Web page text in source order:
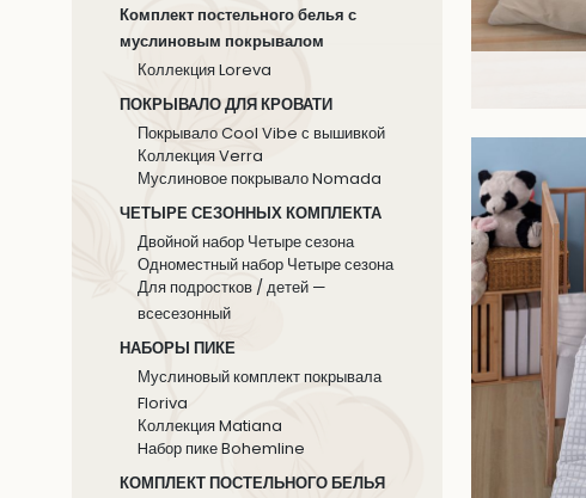
Комплект постельного белья с
муслиновым покрывалом
Коллекция Loreva
ПОКРЫВАЛО ДЛЯ КРОВАТИ
Покрывало Cool Vibe с вышивкой
Коллекция Verra
Муслиновое покрывало Nomada
ЧЕТЫРЕ СЕЗОННЫХ КОМПЛЕКТА
Двойной набор Четыре сезона
Одноместный набор Четыре сезона
Для подростков / детей —
всесезонный
НАБОРЫ ПИКЕ
Муслиновый комплект покрывала
Floriva
Коллекция Matiana
Hабор пике Bohemline
КОМПЛЕКТ ПОСТЕЛЬНОГО БЕЛЬЯ